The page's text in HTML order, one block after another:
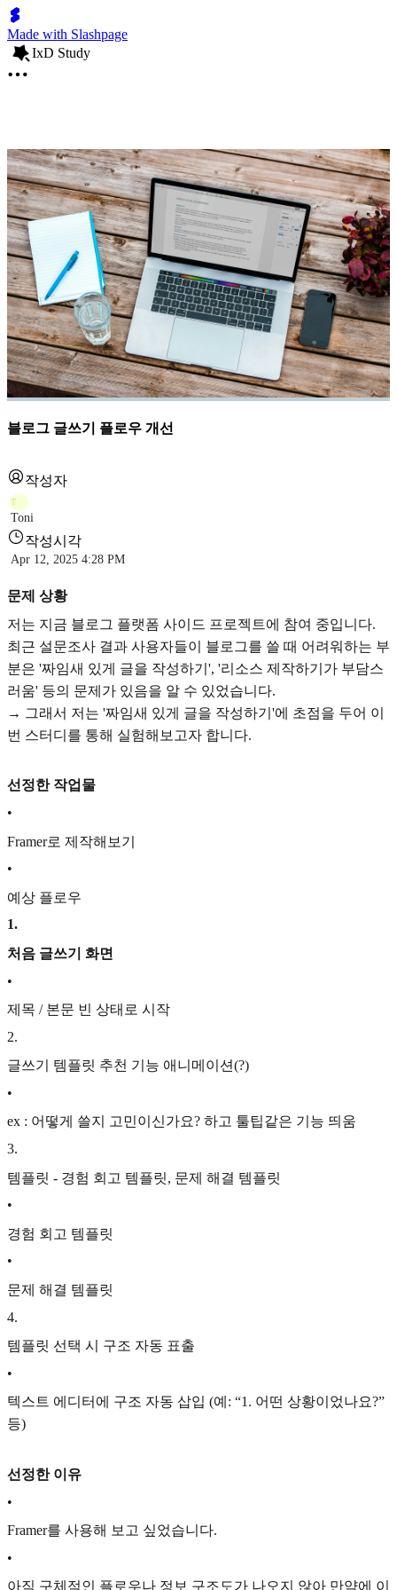
Made with Slashpage
IxD Study
블로그 글쓰기 플로우 개선
작성자
T
Toni
작성시각
Apr 12, 2025 4:28 PM
문제 상황
저는 지금 블로그 플랫폼 사이드 프로젝트에 참여 중입니다.
최근 설문조사 결과 사용자들이 블로그를 쓸 때 어려워하는 부
분은 '짜임새 있게 글을 작성하기', '리소스 제작하기가 부담스
러움' 등의 문제가 있음을 알 수 있었습니다.
→ 그래서 저는 '짜임새 있게 글을 작성하기'에 초점을 두어 이
번 스터디를 통해 실험해보고자 합니다.
선정한 작업물
•
Framer로 제작해보기
•
예상 플로우
1.
처음 글쓰기 화면
•
제목 / 본문 빈 상태로 시작
2.
글쓰기 템플릿 추천 기능 애니메이션(?)
•
ex : 어떻게 쓸지 고민이신가요? 하고 툴팁같은 기능 띄움
3.
템플릿 - 경험 회고 템플릿, 문제 해결 템플릿
•
경험 회고 템플릿
•
문제 해결 템플릿
4.
템플릿 선택 시 구조 자동 표출
•
텍스트 에디터에 구조 자동 삽입 (예: “1. 어떤 상황이었나요?”
등)
선정한 이유
•
Framer를 사용해 보고 싶었습니다.
•
아직 구체적인 플로우나 정보 구조도가 나오지 않아 만약에 이